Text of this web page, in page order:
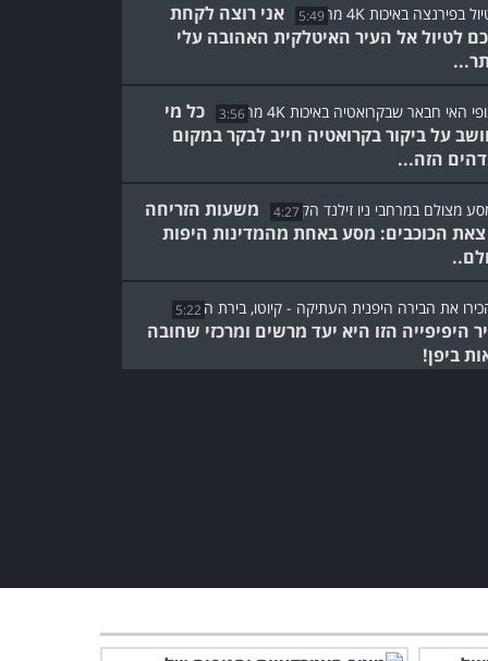
5:49
אני רוצה לקחת
לטיול אל העיר האיטלקית האהובה עלי
3:56
כל מי
על ביקור בקרואטיה חייב לבקר במקום
הזה...
4:27
משעות הזריחה
הכוכבים: מסע באחת מהמדינות היפות
5:22
היפיפייה הזו היא יעד מרשים ומרכזי שחובה
ביפן!
הסרטון הזה ייקח אתכם לאחת
מהערים המלהיבות ביותר